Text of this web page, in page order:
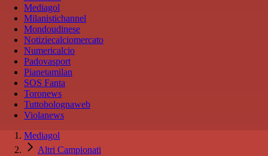
Mediagol
Milanistichannel
Mondoudinese
Notiziecalciomercato
Numericalcio
Padovasport
Pianetamilan
SOS Fanta
Toronews
Tuttobolognaweb
Violanews
Mediagol
Altri Campionati